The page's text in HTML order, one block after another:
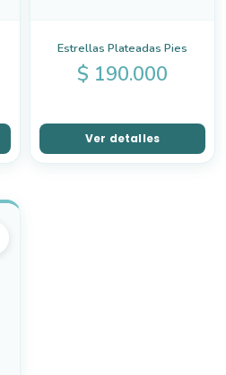
Estrellas Plateadas Pies
$ 190.000
Ver detalles